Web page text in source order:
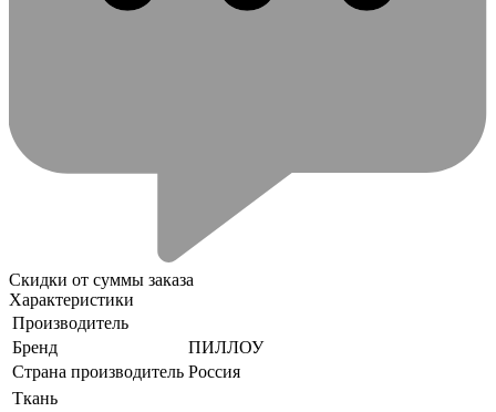
Скидки от суммы заказа
Характеристики
Производитель
Бренд
ПИЛЛОУ
Страна производитель Россия
Ткань